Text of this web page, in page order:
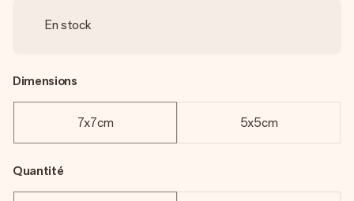
En stock
Dimensions
7x7cm 5x5cm
Quantité